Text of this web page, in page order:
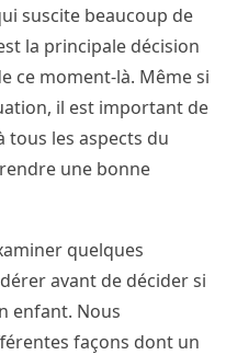
suscite beaucoup de
la principale décision
ce moment-là. Même si
il est important de
les aspects du
une bonne
quelques
avant de décider si
enfant. Nous
façons dont un